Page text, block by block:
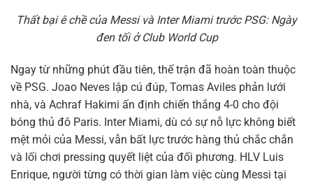
Thất bại ê chề của Messi và Inter Miami trước PSG: Ngày
đen tối ở Club World Cup
Ngay từ những phút đầu tiên, thế trận đã hoàn toàn thuộc
về PSG. Joao Neves lập cú đúp, Tomas Aviles phản lưới
nhà, và Achraf Hakimi ấn định chiến thắng 4-0 cho đội
bóng thủ đô Paris. Inter Miami, dù có sự nỗ lực không biết
mệt mỏi của Messi, vẫn bất lực trước hàng thủ chắc chắn
và lối chơi pressing quyết liệt của đối phương. HLV Luis
Enrique, người từng có thời gian làm việc cùng Messi tại